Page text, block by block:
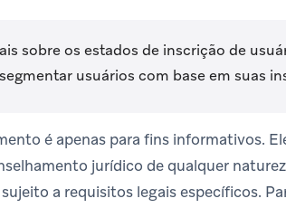
sobre os estados de inscrição de
usuários com base em suas
é apenas para fins informativos.
jurídico de qualquer
a requisitos legais específicos.